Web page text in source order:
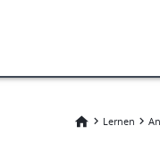
Lernen